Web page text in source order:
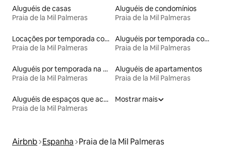
Aluguéis de casas
Praia de la Mil Palmeras
Aluguéis de condomínios
Praia de la Mil Palmeras
Locações por temporada com piscina
Praia de la Mil Palmeras
Aluguéis por temporada com acesso à praia
Praia de la Mil Palmeras
Aluguéis por temporada na orla
Praia de la Mil Palmeras
Aluguéis de apartamentos
Praia de la Mil Palmeras
Aluguéis de espaços que aceitam animais de estimação
Praia de la Mil Palmeras
Mostrar mais
Airbnb Espanha Praia de la Mil Palmeras